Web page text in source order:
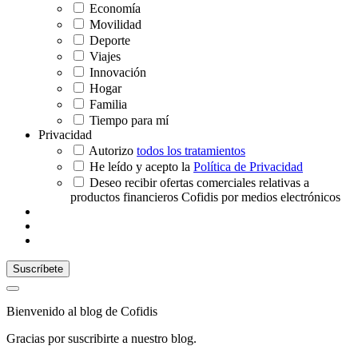
Economía
Movilidad
Deporte
Viajes
Innovación
Hogar
Familia
Tiempo para mí
Privacidad
Autorizo todos los tratamientos
He leído y acepto la Política de Privacidad
Deseo recibir ofertas comerciales relativas a
productos financieros Cofidis por medios electrónicos
Bienvenido al blog de Cofidis
Gracias por suscribirte a nuestro blog.